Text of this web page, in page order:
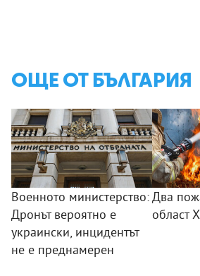
ОЩЕ ОТ БЪЛГАРИЯ
Военното министерство:
Дронът вероятно е
украински, инцидентът
не е преднамерен
Два
област